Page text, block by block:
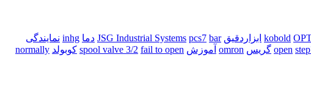
ابزاردقیق JSG Industrial Systems pcs7 bar دما inhg نمایندگی
open گریس omron آموزش spool valve 3/2 fail to open کوبولد normally